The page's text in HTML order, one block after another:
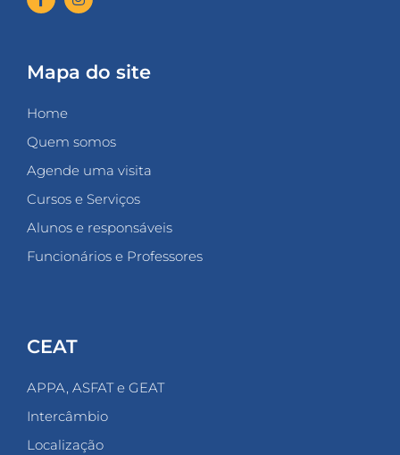
Mapa do site
Home
Quem somos
Agende uma visita
Cursos e Serviços
Alunos e responsáveis
Funcionários e Professores
CEAT
APPA, ASFAT e GEAT
Intercâmbio
Localização